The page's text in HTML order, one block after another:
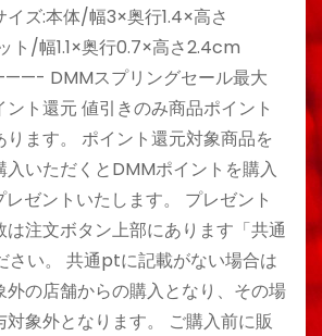
イズ:本体/幅3×奥行1.4×高さ
ト/幅1.1×奥行0.7×高さ2.4cm
DMMスプリングセール最大
ト還元 値引きのみ商品ポイント
ます。 ポイント還元対象商品を
入いただくとDMMポイントを購入
ゼントいたします。 プレゼント
は注文ボタン上部にあります「共通
さい。 共通ptに記載がない場合は
外の店舗からの購入となり、その場
象外となります。 ご購入前に販